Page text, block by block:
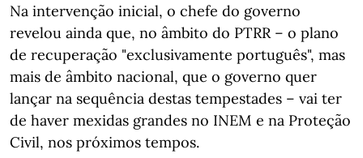
Na intervenção inicial, o chefe do governo
revelou ainda que, no âmbito do PTRR – o plano
de recuperação "exclusivamente português", mas
mais de âmbito nacional, que o governo quer
lançar na sequência destas tempestades – vai ter
de haver mexidas grandes no INEM e na Proteção
Civil, nos próximos tempos.